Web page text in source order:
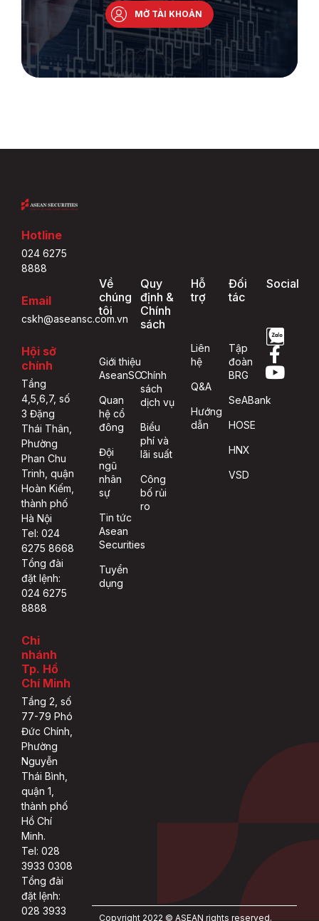
MỞ TÀI KHOẢN
Hotline
024 6275
8888
Email
cskh@aseansc.com.vn
Hội sở
chính
Tầng
4,5,6,7, số
3 Đặng
Thái Thân,
Phường
Phan Chu
Trinh, quận
Hoàn Kiếm,
thành phố
Hà Nội
Tel: 024
6275 8668
Tổng đài
đặt lệnh:
024 6275
8888
Chi
nhánh
Tp. Hồ
Chí Minh
Tầng 2, số
77-79 Phó
Đức Chính,
Phường
Nguyễn
Thái Bình,
quận 1,
thành phố
Hồ Chí
Minh.
Tel: 028
3933 0308
Tổng đài
đặt lệnh:
028 3933
Về
chúng
tôi
Giới thiệu
AseanSC
Quan
hệ cổ
đông
Đội
ngũ
nhân
sự
Tin tức
Asean
Securities
Tuyển
dụng
Quy
định &
Chính
sách
Chính
sách
dịch vụ
Biểu
phí và
lãi suất
Công
bố rủi
ro
Hỗ
trợ
Liên
hệ
Q&A
Hướng
dẫn
Đối
tác
Tập
đoàn
BRG
SeABank
HOSE
HNX
VSD
Social
Copyright 2022 © ASEAN rights reserved.